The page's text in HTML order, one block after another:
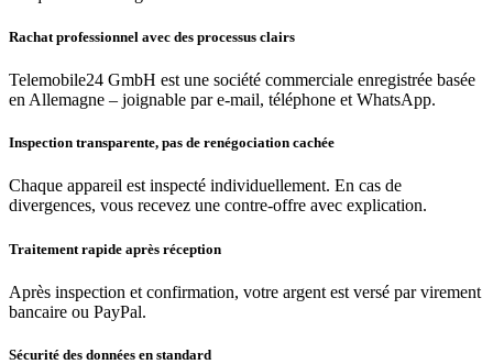
Rachat professionnel avec des processus clairs
Telemobile24 GmbH est une société commerciale enregistrée basée
en Allemagne – joignable par e-mail, téléphone et WhatsApp.
Inspection transparente, pas de renégociation cachée
Chaque appareil est inspecté individuellement. En cas de
divergences, vous recevez une contre-offre avec explication.
Traitement rapide après réception
Après inspection et confirmation, votre argent est versé par virement
bancaire ou PayPal.
Sécurité des données en standard